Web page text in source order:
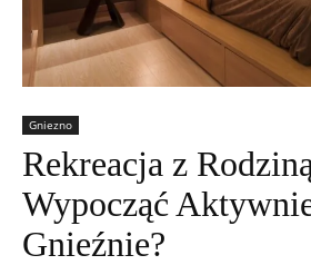
Gniezno
Rekreacja z
Wypocząć
Gnieźnie?